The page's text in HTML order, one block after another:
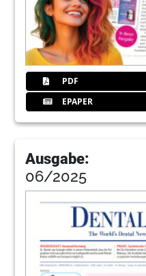
PDF
EPAPER
Ausgabe:
06/2025